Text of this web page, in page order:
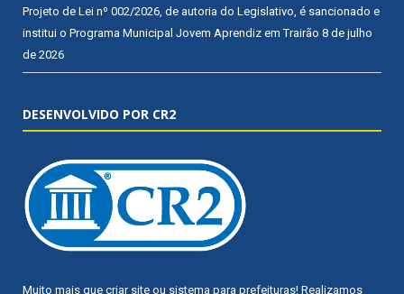
Projeto de Lei nº 002/2026, de autoria do Legislativo, é sancionado e
institui o Programa Municipal Jovem Aprendiz em Trairão 8 de julho
de 2026
DESENVOLVIDO POR CR2
Muito mais que criar site ou sistema para prefeituras! Realizamos